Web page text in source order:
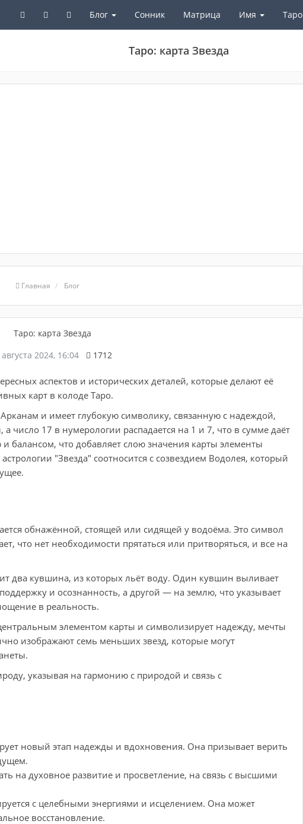
Блог Сонник Матрица Имя Таро
Таро: карта Звезда
Главная Блог
2024, 16:04 1712
аспектов и исторических деталей, которые делают её
карт в колоде Таро.
и имеет глубокую символику, связанную с надеждой,
число 17 в нумерологии распадается на 1 и 7, что в сумме даёт
балансом, что добавляет слою значения карты элементы
"Звезда" соотносится с созвездием Водолея, который
обнажённой, стоящей или сидящей у водоёма. Это символ
что нет необходимости прятаться или притворяться, и все на
два кувшина, из которых льёт воду. Один кувшин выливает
и осознанность, а другой — на землю, что указывает
в реальность.
элементом карты и символизирует надежду, мечты
изображают семь меньших звезд, которые могут
указывая на гармонию с природой и связь с
новый этап надежды и вдохновения. Она призывает верить
на духовное развитие и просветление, на связь с высшими
с целебными энергиями и исцелением. Она может
восстановление.